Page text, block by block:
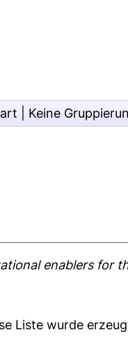
Keine
enablers for
Liste wurde